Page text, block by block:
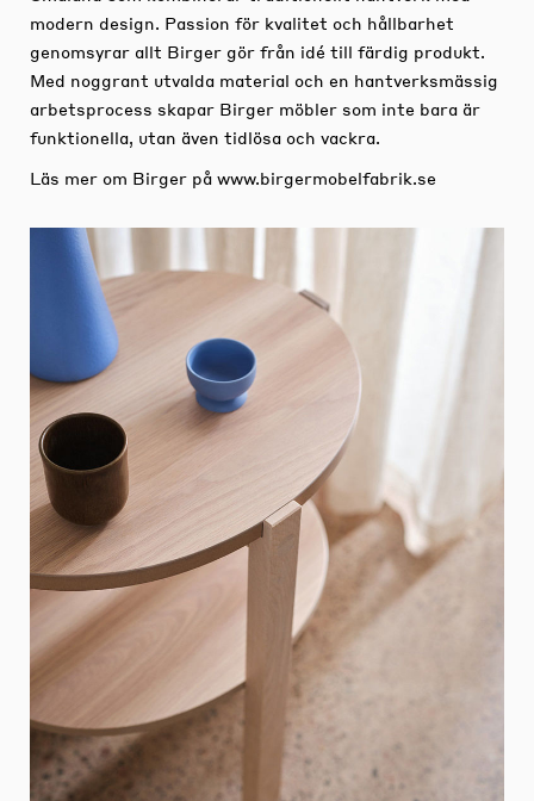
modern design. Passion för kvalitet och hållbarhet
genomsyrar allt Birger gör från idé till färdig produkt.
Med noggrant utvalda material och en hantverksmässig
arbetsprocess skapar Birger möbler som inte bara är
funktionella, utan även tidlösa och vackra.
Läs mer om Birger på www.birgermobelfabrik.se